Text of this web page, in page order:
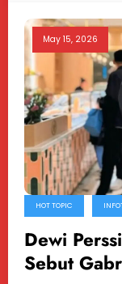
May 15, 2026
HOT TOPIC
Dewi
Sebut